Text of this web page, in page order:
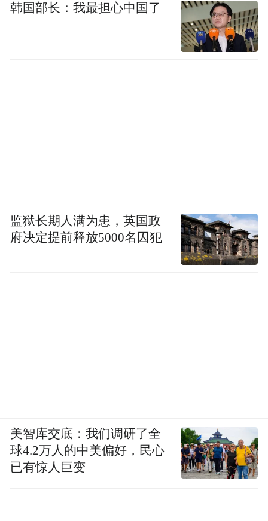
韩国部长：我最担心中国了
监狱长期人满为患，英国政
府决定提前释放5000名囚犯
美智库交底：我们调研了全
球4.2万人的中美偏好，民心
已有惊人巨变